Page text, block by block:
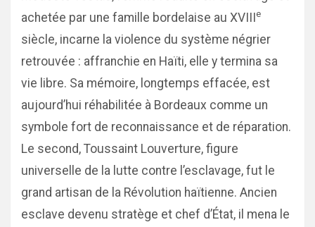
achetée par une famille bordelaise au XVIII
e
siècle, incarne la violence du système négrier
retrouvée : affranchie en Haïti, elle y termina sa
vie libre. Sa mémoire, longtemps effacée, est
aujourd’hui réhabilitée à Bordeaux comme un
symbole fort de reconnaissance et de réparation.
Le second, Toussaint Louverture, figure
universelle de la lutte contre l’esclavage, fut le
grand artisan de la Révolution haïtienne. Ancien
esclave devenu stratège et chef d’État, il mena le